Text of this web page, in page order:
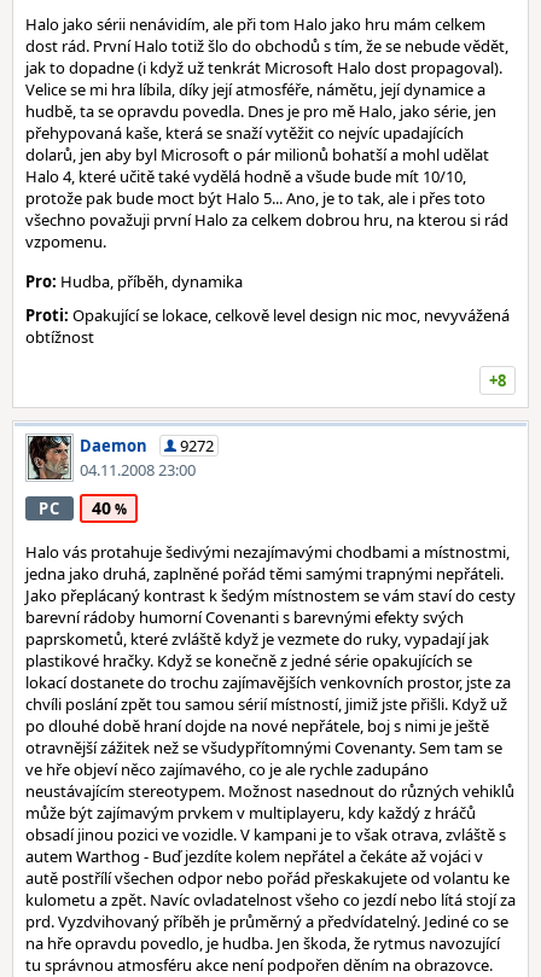
Halo jako sérii nenávidím, ale při tom Halo jako hru mám celkem
dost rád. První Halo totiž šlo do obchodů s tím, že se nebude vědět,
jak to dopadne (i když už tenkrát Microsoft Halo dost propagoval).
Velice se mi hra líbila, díky její atmosféře, námětu, její dynamice a
hudbě, ta se opravdu povedla. Dnes je pro mě Halo, jako série, jen
přehypovaná kaše, která se snaží vytěžit co nejvíc upadajících
dolarů, jen aby byl Microsoft o pár milionů bohatší a mohl udělat
Halo 4, které učitě také vydělá hodně a všude bude mít 10/10,
protože pak bude moct být Halo 5... Ano, je to tak, ale i přes toto
všechno považuji první Halo za celkem dobrou hru, na kterou si rád
vzpomenu.
Pro: Hudba, příběh, dynamika
Proti: Opakující se lokace, celkově level design nic moc, nevyvážená
obtížnost
+8
Daemon
9272
04.11.2008 23:00
PC
40
Halo vás protahuje šedivými nezajímavými chodbami a místnostmi,
jedna jako druhá, zaplněné pořád těmi samými trapnými nepřáteli.
Jako přeplácaný kontrast k šedým místnostem se vám staví do cesty
barevní rádoby humorní Covenanti s barevnými efekty svých
paprskometů, které zvláště když je vezmete do ruky, vypadají jak
plastikové hračky. Když se konečně z jedné série opakujících se
lokací dostanete do trochu zajímavějších venkovních prostor, jste za
chvíli poslání zpět tou samou sérií místností, jimiž jste přišli. Když už
po dlouhé době hraní dojde na nové nepřátele, boj s nimi je ještě
otravnější zážitek než se všudypřítomnými Covenanty. Sem tam se
ve hře objeví něco zajímavého, co je ale rychle zadupáno
neustávajícím stereotypem. Možnost nasednout do různých vehiklů
může být zajímavým prvkem v multiplayeru, kdy každý z hráčů
obsadí jinou pozici ve vozidle. V kampani je to však otrava, zvláště s
autem Warthog - Buď jezdíte kolem nepřátel a čekáte až vojáci v
autě postřílí všechen odpor nebo pořád přeskakujete od volantu ke
kulometu a zpět. Navíc ovladatelnost všeho co jezdí nebo lítá stojí za
prd. Vyzdvihovaný příběh je průměrný a předvídatelný. Jediné co se
na hře opravdu povedlo, je hudba. Jen škoda, že rytmus navozující
tu správnou atmosféru akce není podpořen děním na obrazovce.